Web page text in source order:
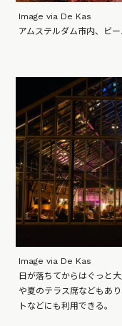
Image via De Kas
アムステルダム市内、ビ
Image via De Kas
日が落ちてからはぐっと
や夏のテラス席などもあ
トなどにも利用できる。